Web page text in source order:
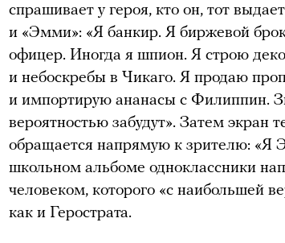
спрашивает у героя, кто он, тот
и «Эмми»: «Я банкир. Я биржевой
офицер. Иногда я шпион. Я строю
и небоскребы в Чикаго. Я продаю
и импортирую ананасы с Филиппин.
вероятностью забудут». Затем экран
обращается напрямую к зрителю:
школьном альбоме одноклассники
человеком, которого «с наибольшей
как и Герострата.